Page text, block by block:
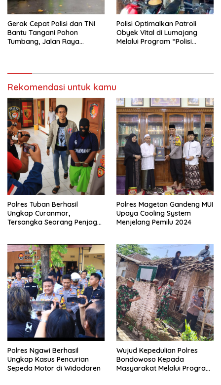
Gerak Cepat Polisi dan TNI
Bantu Tangani Pohon
Tumbang, Jalan Raya
Polisi Optimalkan Patroli
Obyek Vital di Lumajang
Melalui Program “Polisi
Rekomendasi untuk kamu
Polres Tuban Berhasil
Ungkap Curanmor,
Tersangka Seorang Penjaga
Polres Magetan Gandeng MUI
Upaya Cooling System
Menjelang Pemilu 2024
Polres Ngawi Berhasil
Ungkap Kasus Pencurian
Sepeda Motor di Widodaren
Wujud Kepedulian Polres
Bondowoso Kepada
Masyarakat Melalui Program